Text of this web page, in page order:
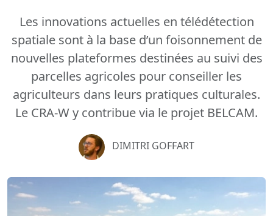
Les innovations actuelles en télédétection
spatiale sont à la base d’un foisonnement de
nouvelles plateformes destinées au suivi des
parcelles agricoles pour conseiller les
agriculteurs dans leurs pratiques culturales.
Le CRA-W y contribue via le projet BELCAM.
DIMITRI GOFFART